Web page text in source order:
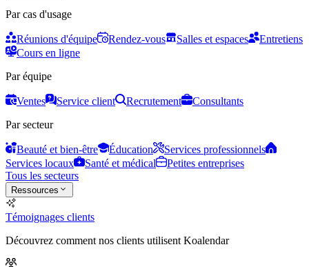
Par cas d'usage
Réunions d'équipe Rendez-vous Salles et espaces
Entretiens
Cours en ligne
Par équipe
Ventes Service client Recrutement
Consultants
Par secteur
Beauté et bien-être Éducation
Services professionnels
Services locaux
Santé et médical
Petites entreprises
Tous les secteurs
Ressources
Témoignages clients
Découvrez comment nos clients utilisent Koalendar